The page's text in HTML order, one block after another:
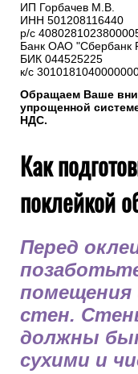
ИП Горбачев М.В.
ИНН 501208116440
р/с
Банк ОАО "Сбербанк
БИК 044525225
к/с
Обращаем Ваше
упрощенной
НДС.
Как
поклейкой
Перед
помещения
стен.
должны
сухими и